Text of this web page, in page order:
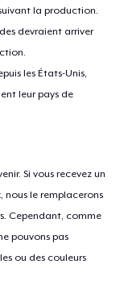
la production.
devraient arriver
les États-Unis,
leur pays de
Si vous recevez un
le remplacerons
Cependant, comme
pouvons pas
ou des couleurs